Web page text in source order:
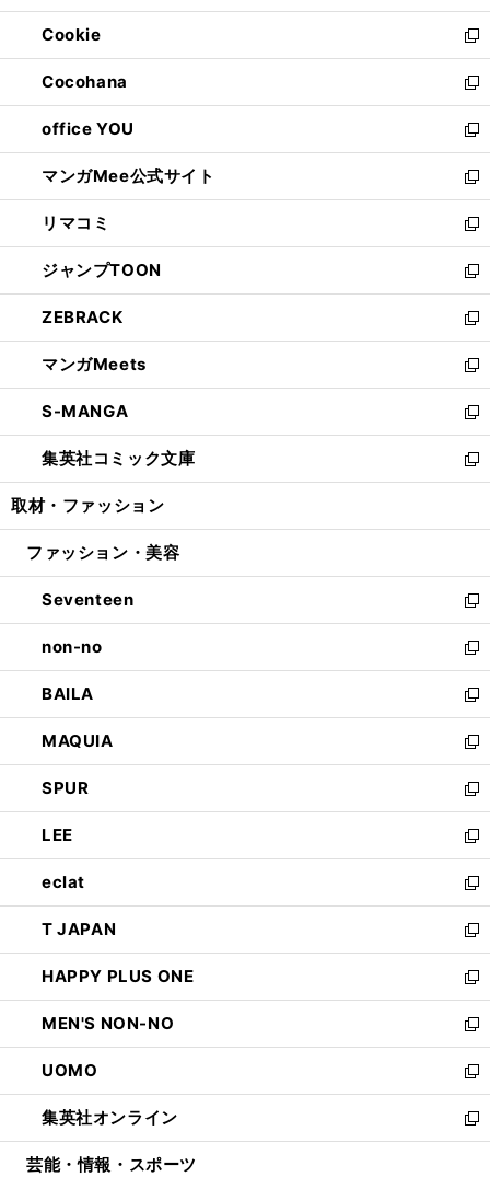
開
く
ウ
で
開
く
ン
ド
ウ
で
開
く
ウ
ィ
ン
ド
ウ
で
開
く
Cookie
新
し
い
ウ
ィ
ン
ド
ウ
で
開
く
Cocohana
新
し
い
ウ
ィ
ン
ド
ウ
で
開
く
office YOU
新
し
い
ウ
ィ
ン
ド
ウ
で
開
く
マンガMee公式サイト
新
し
い
ウ
ィ
ン
ド
ウ
で
開
く
リマコミ
新
し
い
ウ
ィ
ン
ド
ウ
で
開
く
ジャンプTOON
新
し
い
ウ
ィ
ン
ド
ウ
で
開
ZEBRACK
新
し
い
ウ
ィ
ン
ド
ウ
開
マンガMeets
新
し
い
ウ
ィ
ン
ウ
開
く
S-MANGA
新
し
い
ウ
ン
ウ
で
開
く
集英社コミック文庫
新
し
ウ
ン
ド
ウ
で
開
く
取材・ファッション
ファッション・美容
Seventeen
新
し
い
ウ
ィ
ン
ド
ウ
で
開
く
non-no
新
し
い
ウ
ィ
ン
ド
ウ
で
開
く
BAILA
新
し
い
ウ
ィ
ン
ド
ウ
で
開
く
MAQUIA
新
し
い
ウ
ィ
ン
ド
ウ
で
開
く
SPUR
新
し
い
ウ
ィ
ン
ド
ウ
で
開
く
LEE
新
し
い
ウ
ィ
ン
ド
ウ
で
開
く
eclat
新
し
い
ウ
ィ
ン
ド
ウ
で
開
く
T JAPAN
新
し
い
ウ
ィ
ン
ド
ウ
で
開
HAPPY PLUS ONE
新
し
い
ウ
ィ
ン
ド
ウ
MEN'S NON-NO
新
し
い
ウ
ィ
ン
UOMO
新
し
い
ウ
集英社オンライン
新
し
芸能・情報・スポーツ